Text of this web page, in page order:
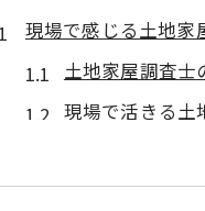
現場で感じる土地家
土地家屋調査士
現場で活きる土
土地家屋調査
実務から見た土